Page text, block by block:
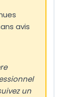
avis
un